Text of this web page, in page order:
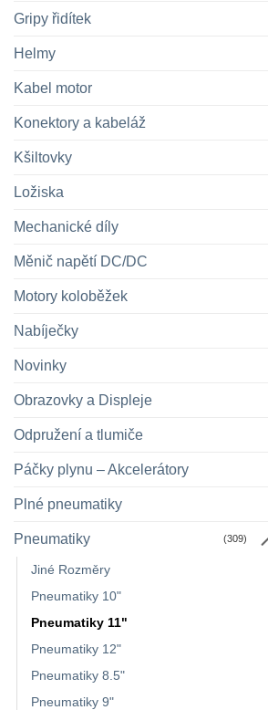
Gripy řidítek
Helmy
Kabel motor
Konektory a kabeláž
Kšiltovky
Ložiska
Mechanické díly
Měnič napětí DC/DC
Motory koloběžek
Nabíječky
Novinky
Obrazovky a Displeje
Odpružení a tlumiče
Páčky plynu – Akcelerátory
Plné pneumatiky
Pneumatiky (309)
Jiné Rozměry
Pneumatiky 10"
Pneumatiky 11"
Pneumatiky 12"
Pneumatiky 8.5"
Pneumatiky 9"